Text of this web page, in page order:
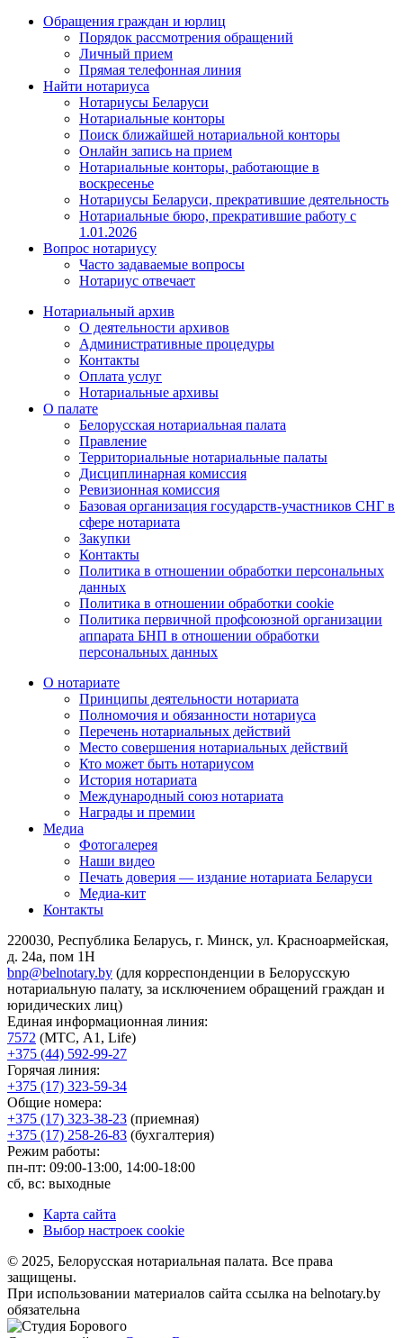
Обращения граждан и юрлиц
Порядок рассмотрения обращений
Личный прием
Прямая телефонная линия
Найти нотариуса
Нотариусы Беларуси
Нотариальные конторы
Поиск ближайшей нотариальной конторы
Онлайн запись на прием
Нотариальные конторы, работающие в
воскресенье
Нотариусы Беларуси, прекратившие деятельность
Нотариальные бюро, прекратившие работу с
1.01.2026
Вопрос нотариусу
Часто задаваемые вопросы
Нотариус отвечает
Нотариальный архив
О деятельности архивов
Административные процедуры
Контакты
Оплата услуг
Нотариальные архивы
О палате
Белорусская нотариальная палата
Правление
Территориальные нотариальные палаты
Дисциплинарная комиссия
Ревизионная комиссия
Базовая организация государств-участников СНГ в
сфере нотариата
Закупки
Контакты
Политика в отношении обработки персональных
данных
Политика в отношении обработки cookie
Политика первичной профсоюзной организации
аппарата БНП в отношении обработки
персональных данных
О нотариате
Принципы деятельности нотариата
Полномочия и обязанности нотариуса
Перечень нотариальных действий
Место совершения нотариальных действий
Кто может быть нотариусом
История нотариата
Международный союз нотариата
Награды и премии
Медиа
Фотогалерея
Наши видео
Печать доверия — издание нотариата Беларуси
Медиа-кит
Контакты
220030, Республика Беларусь, г. Минск, ул. Красноармейская,
д. 24а, пом 1Н
bnp@belnotary.by (для корреспонденции в Белорусскую
нотариальную палату, за исключением обращений граждан и
юридических лиц)
Единая информационная линия:
7572 (МТС, A1, Life)
+375 (44) 592-99-27
Горячая линия:
+375 (17) 323-59-34
Общие номера:
+375 (17) 323-38-23 (приемная)
+375 (17) 258-26-83 (бухгалтерия)
Режим работы:
пн-пт: 09:00-13:00, 14:00-18:00
сб, вс: выходные
Карта сайта
Выбор настроек cookie
© 2025, Белорусская нотариальная палата. Все права
защищены.
При использовании материалов сайта ссылка на belnotary.by
обязательна